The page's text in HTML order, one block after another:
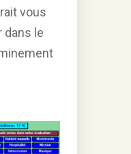
vous
dans le